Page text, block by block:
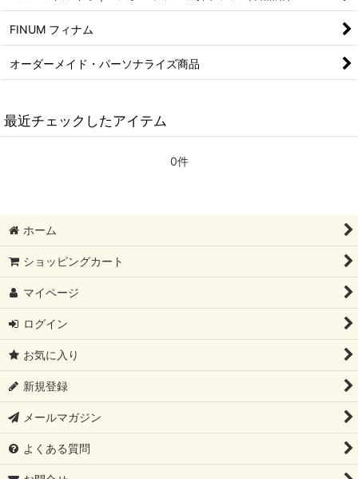
FINUM フィナム
オーダーメイド・パーソナライズ商品
最近チェックしたアイテム
0件
ホーム
ショッピングカート
マイページ
ログイン
お気に入り
新規登録
メールマガジン
よくある質問